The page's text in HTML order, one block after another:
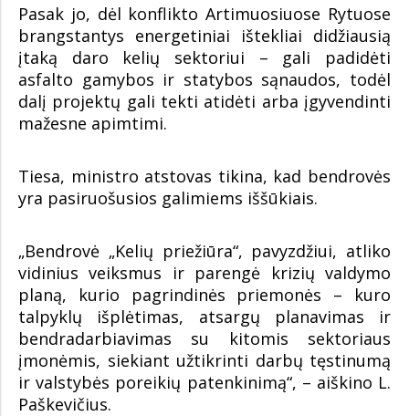
Pasak jo, dėl konflikto Artimuosiuose Rytuose
brangstantys energetiniai ištekliai didžiausią
įtaką daro kelių sektoriui – gali padidėti
asfalto gamybos ir statybos sąnaudos, todėl
dalį projektų gali tekti atidėti arba įgyvendinti
mažesne apimtimi.
Tiesa, ministro atstovas tikina, kad bendrovės
yra pasiruošusios galimiems iššūkiais.
„Bendrovė „Kelių priežiūra“, pavyzdžiui, atliko
vidinius veiksmus ir parengė krizių valdymo
planą, kurio pagrindinės priemonės – kuro
talpyklų išplėtimas, atsargų planavimas ir
bendradarbiavimas su kitomis sektoriaus
įmonėmis, siekiant užtikrinti darbų tęstinumą
ir valstybės poreikių patenkinimą“, – aiškino L.
Paškevičius.